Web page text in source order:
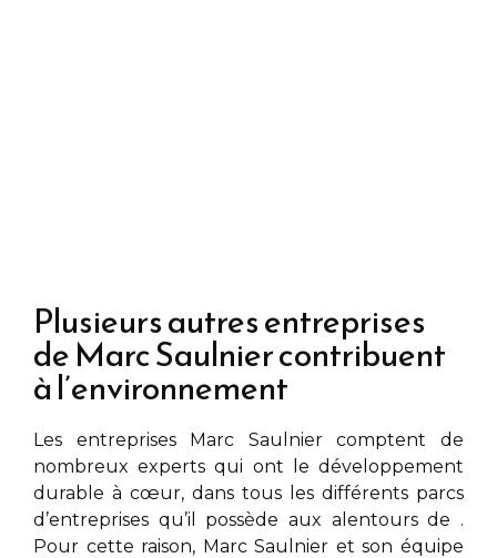
Plusieurs autres entreprises
de Marc Saulnier contribuent
à l’environnement
Les entreprises Marc Saulniercomptent de
nombreux experts qui ont le développement
durable à cœur, dans tous les différents parcs
d’entreprises qu’il possède aux alentours de .
Pour cette raison, Marc Saulnier et son équipe